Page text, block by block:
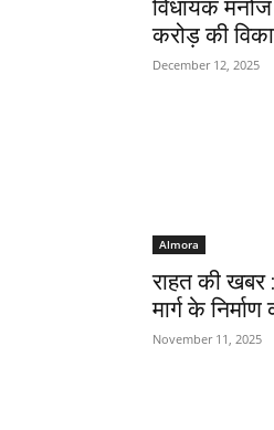
विधायक मनोज
करोड़ की
December 12, 2025
Almora
राहत की खबर
मार्ग के
November 11, 2025